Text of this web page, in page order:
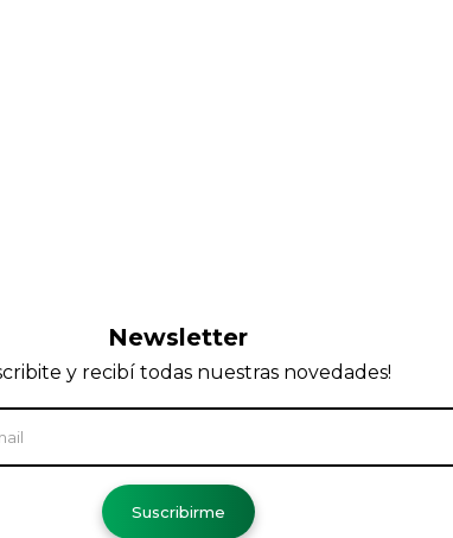
Newsletter
y recibí todas nuestras novedades!
Suscribirme